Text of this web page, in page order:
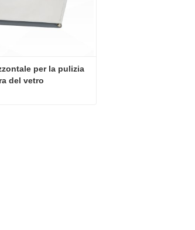
per la pulizia
del vetro